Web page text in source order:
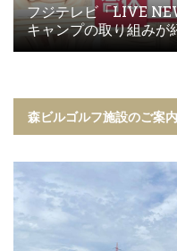
フジテレビ「LIVE
キャンプの取り組みが
森ビルゴルフ施設のご案内